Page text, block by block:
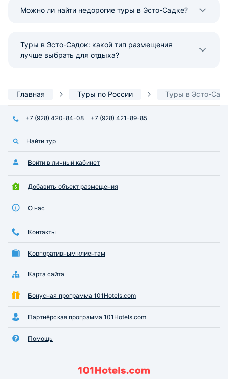
Можно ли найти недорогие туры в Эсто-Садке?
Туры в Эсто-Садок: какой тип размещения
лучше выбрать для отдыха?
Главная Туры по России Туры в Эсто-
+7 (928) 420-84-08 +7 (928) 421-89-85
Найти тур
Войти в личный кабинет
Добавить объект размещения
О нас
Контакты
Корпоративным клиентам
Карта сайта
Бонусная программа 101Hotels.com
Партнёрская программа 101Hotels.com
Помощь